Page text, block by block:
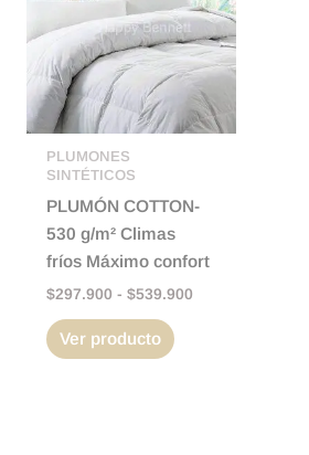
PLUMONES
SINTÉTICOS
PLUMÓN COTTON-
530 g/m² Climas
fríos Máximo confort
$297.900 - $539.900
$297.900
hasta
$539.900
Ver producto
múltiples
variantes.
Las
opciones
se
en
la
página
de